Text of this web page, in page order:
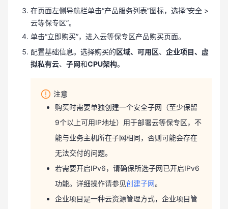
在页面左侧导航栏单击“产品服务列表”图标，选择“安全 >
云等保专区”。
单击“立即购买”，进入云等保专区产品购买页面。
配置基础信息。选择购买的区域、可用区、 企业项目、虚
拟私有云、 子网和CPU架构。
注意
购买时需要单独创建一个安全子网（至少保留
9个以上可用IP地址）用于部署云等保专区，不
能与业务主机所在子网相同，否则可能会存在
无法交付的问题。
若需要开启IPv6，请确保所选子网已开启IPv6
功能。详细操作请参见创建子网。
企业项目是一种云资源管理方式，企业项目管